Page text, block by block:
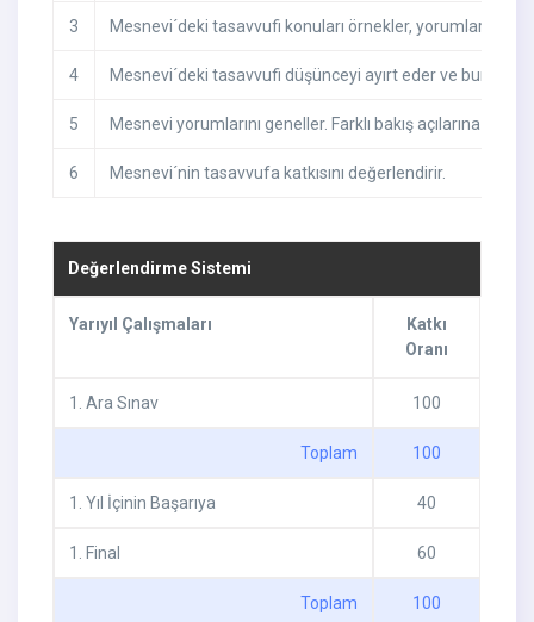
3 Mesnevi´deki tasavvufi konuları örnekler, yorumlar.
4 Mesnevi´deki tasavvufi düşünceyi ayırt eder ve bunların
5 Mesnevi yorumlarını geneller. Farklı bakış açılarına göre
6 Mesnevi´nin tasavvufa katkısını değerlendirir.
Değerlendirme Sistemi
Yarıyıl Çalışmaları
Katkı
Oranı
1 . Ara Sınav 100
Toplam 100
1 . Yıl İçinin Başarıya 40
1 . Final 60
Toplam 100